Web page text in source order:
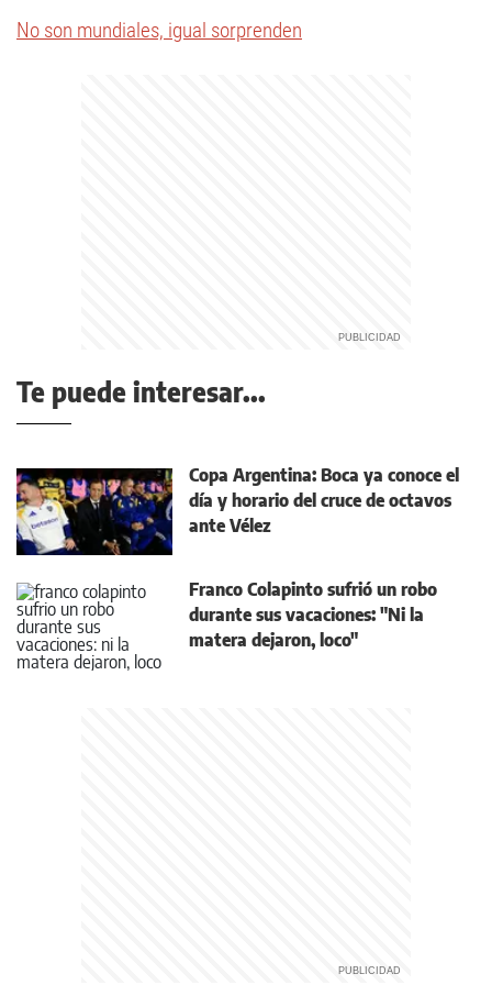
No son mundiales, igual sorprenden
Te puede interesar...
Copa Argentina: Boca ya conoce el
día y horario del cruce de octavos
ante Vélez
Franco Colapinto sufrió un robo
durante sus vacaciones: "Ni la
matera dejaron, loco"